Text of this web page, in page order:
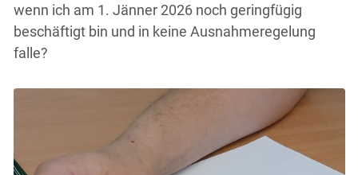
wenn ich am 1. Jänner 2026 noch geringfügig
beschäftigt bin und in keine Ausnahmeregelung
falle?